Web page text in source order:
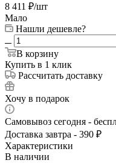
8 411 ₽/шт
Мало
Нашли дешевле?
В корзину
Купить в 1 клик
Рассчитать доставку
Хочу в подарок
Самовывоз сегодня -
Доставка завтра - 390 ₽
Характеристики
В наличии